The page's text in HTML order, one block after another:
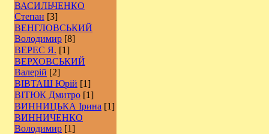
ВАСИЛЬЧЕНКО
Степан [3]
ВЕНГЛОВСЬКИЙ
Володимир [8]
ВЕРЕС Я. [1]
ВЕРХОВСЬКИЙ
Валерій [2]
ВІВТАШ Юрій [1]
ВІТЮК Дмитро [1]
ВИННИЦЬКА Ірина [1]
ВИННИЧЕНКО
Володимир [1]